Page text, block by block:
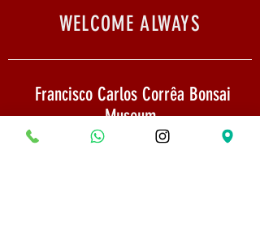
WELCOME ALWAYS
Francisco Carlos Corrêa Bonsai
Museum
Address: Rod BR 040, Km 497 -